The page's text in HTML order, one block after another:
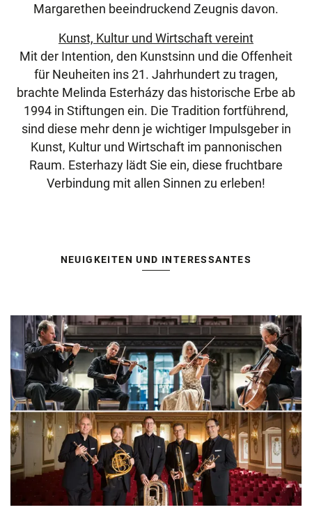
Margarethen beeindruckend Zeugnis davon.
Kunst, Kultur und Wirtschaft vereint
Mit der Intention, den Kunstsinn und die Offenheit
für Neuheiten ins 21. Jahrhundert zu tragen,
brachte Melinda Esterházy das historische Erbe ab
1994 in Stiftungen ein. Die Tradition fortführend,
sind diese mehr denn je wichtiger Impulsgeber in
Kunst, Kultur und Wirtschaft im pannonischen
Raum. Esterhazy lädt Sie ein, diese fruchtbare
Verbindung mit allen Sinnen zu erleben!
NEUIGKEITEN UND INTERESSANTES